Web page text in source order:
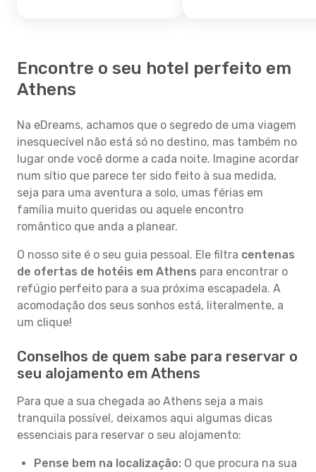
Encontre o seu hotel perfeito em
Athens
Na eDreams, achamos que o segredo de uma viagem
inesquecível não está só no destino, mas também no
lugar onde você dorme a cada noite. Imagine acordar
num sítio que parece ter sido feito à sua medida,
seja para uma aventura a solo, umas férias em
família muito queridas ou aquele encontro
romântico que anda a planear.
O nosso site é o seu guia pessoal. Ele filtra centenas
de ofertas de hotéis em Athens para encontrar o
refúgio perfeito para a sua próxima escapadela. A
acomodação dos seus sonhos está, literalmente, a
um clique!
Conselhos de quem sabe para reservar o
seu alojamento em Athens
Para que a sua chegada ao Athens seja a mais
tranquila possível, deixamos aqui algumas dicas
essenciais para reservar o seu alojamento:
Pense bem na localização: O que procura na sua